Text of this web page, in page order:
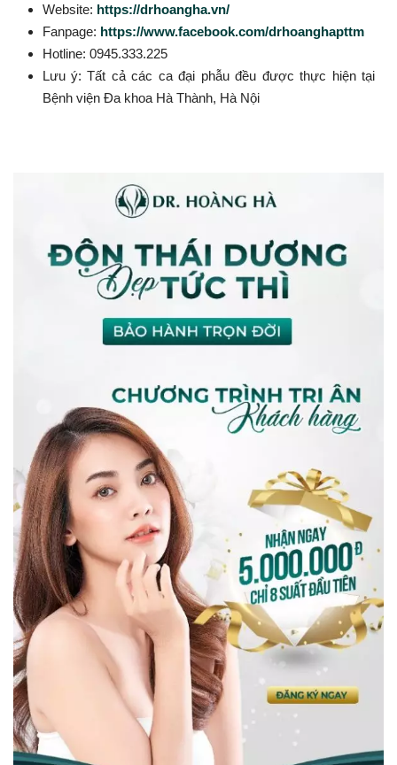
Website: https://drhoangha.vn/
Fanpage: https://www.facebook.com/drhoanghapttm
Hotline: 0945.333.225
Lưu ý: Tất cả các ca đại phẫu đều được thực hiện tại
Bệnh viện Đa khoa Hà Thành, Hà Nội